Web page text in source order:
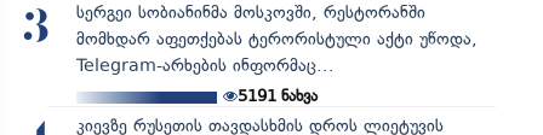
3
სერგეი სობიანინმა მოსკოვში, რესტორანში
მომხდარ აფეთქებას ტერორისტული აქტი უწოდა,
Telegram-არხების ინფორმაც...
5191ნახვა
კიევზე რუსეთის თავდასხმის დროს ლიეტუვის